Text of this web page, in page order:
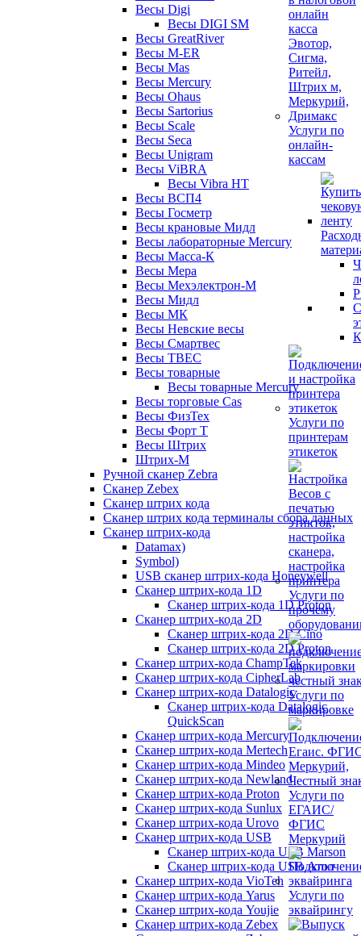
Весы Digi
Весы DIGI SM
Весы GreatRiver
Весы M-ER
Весы Mas
Весы Mercury
Весы Ohaus
Весы Sartorius
Весы Scale
Весы Seca
Весы Unigram
Весы ViBRA
Весы Vibra HT
Весы ВСП4
Весы Госметр
Весы крановые Мидл
Весы лабораторные Mercury
Весы Масса-К
Весы Мера
Весы Мехэлектрон-М
Весы Мидл
Весы МК
Весы Невские весы
Весы Смартвес
Весы ТВЕС
Весы товарные
Весы товарные Mercury
Весы торговые Cas
Весы ФизТех
Весы Форт Т
Весы Штрих
Штрих-М
Ручной сканер Zebra
Сканер Zebex
Сканер штрих кода
Сканер штрих кода терминалы сбора данных
Сканер штрих-кода
Datamax)
Symbol)
USB сканер штрих-кода Honeywell
Сканер штрих-кода 1D
Сканер штрих-кода 1D Proton
Сканер штрих-кода 2D
Сканер штрих-кода 2D Cino
Сканер штрих-кода 2D Proton
Сканер штрих-кода ChampTek
Сканер штрих-кода CipherLab
Сканер штрих-кода Datalogic
Сканер штрих-кода Datalogic
QuickScan
Сканер штрих-кода Mercury
Сканер штрих-кода Mertech
Сканер штрих-кода Mindeo
Сканер штрих-кода Newland
Сканер штрих-кода Proton
Сканер штрих-кода Sunlux
Сканер штрих-кода Urovo
Сканер штрих-кода USB
Сканер штрих-кода USB Marson
Сканер штрих-кода USB Атол
Сканер штрих-кода VioTeh
Сканер штрих-кода Yarus
Сканер штрих-кода Youjie
Сканер штрих-кода Zebex
Услуги по
онлайн-
кассам
Услуги по
принтерам
этикеток
Услуги по
прочему
Услуги по
маркировке
Услуги по
ЕГАИС/
ФГИС
Меркурий
Услуги по
эквайрингу